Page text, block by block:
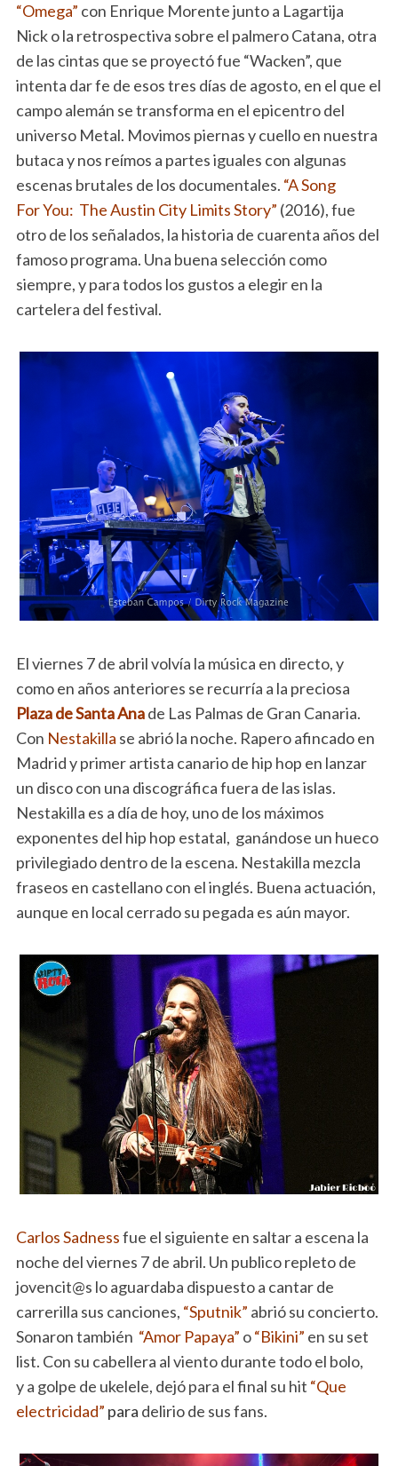
“Omega” con Enrique Morente junto a Lagartija
Nick o la retrospectiva sobre el palmero Catana, otra
de las cintas que se proyectó fue “Wacken”, que
intenta dar fe de esos tres días de agosto, en el que el
campo alemán se transforma en el epicentro del
universo Metal. Movimos piernas y cuello en nuestra
butaca y nos reímos a partes iguales con algunas
escenas brutales de los documentales. “A Song
For You: The Austin City Limits Story” (2016), fue
otro de los señalados, la historia de cuarenta años del
famoso programa. Una buena selección como
siempre, y para todos los gustos a elegir en la
cartelera del festival.
El viernes 7 de abril volvía la música en directo, y
como en años anteriores se recurría a la preciosa
Plaza de Santa Anade Las Palmas de Gran Canaria.
Con Nestakilla se abrió la noche. Rapero afincado en
Madrid y primer artista canario de hip hop en lanzar
un disco con una discográfica fuera de las islas.
Nestakilla es a día de hoy, uno de los máximos
exponentes del hip hop estatal, ganándose un hueco
privilegiado dentro de la escena. Nestakilla mezcla
fraseos en castellano con el inglés. Buena actuación,
aunque en local cerrado su pegada es aún mayor.
Carlos Sadnessfue el siguiente en saltar a escena la
noche del viernes 7 de abril. Un publico repleto de
jovencit@s lo aguardaba dispuesto a cantar de
carrerilla sus canciones, “Sputnik” abrió su concierto.
Sonaron también “Amor Papaya” o“Bikini” en su set
list. Con su cabellera al viento durante todo el bolo,
y a golpe de ukelele, dejó para el final su hit “Que
electricidad” para delirio de sus fans.